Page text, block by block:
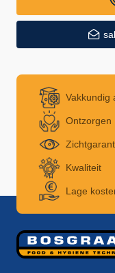
Vakkundig
Ontzorgen
Kwaliteit
Lage